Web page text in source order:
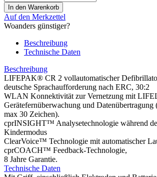
Auf den Merkzettel
Woanders günstiger?
Beschreibung
Technische Daten
Beschreibung
LIFEPAK® CR 2 vollautomatischer
deutsche Sprachaufforderung nach ERC, 30:2
WLAN Konnektivität zur Vernetzung mit
Gerätefernüberwachung und
max 30 Zeichen).
cprINSIGHT™ Analysetechnologie während
Kindermodus
ClearVoice™ Technologie mit automatischer
cprCOACH™ Feedback-Technologie,
8 Jahre Garantie.
Technische Daten